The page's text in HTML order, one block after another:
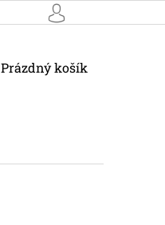
NÁKUPNÍ
Prázdný košík